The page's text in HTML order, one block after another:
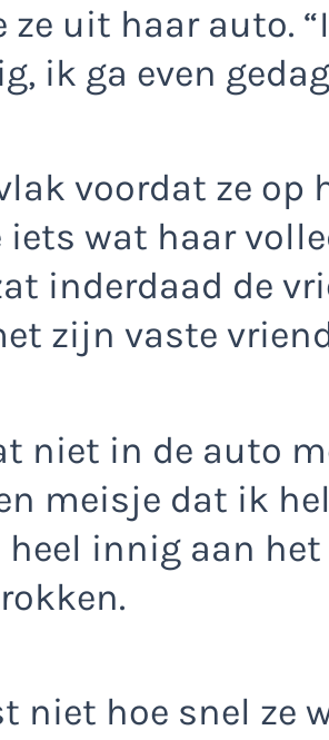
ze uit haar auto.
ik ga even
voordat ze op
iets wat haar
inderdaad de
zijn vaste
niet in de auto
meisje dat ik
heel innig aan
niet hoe snel ze